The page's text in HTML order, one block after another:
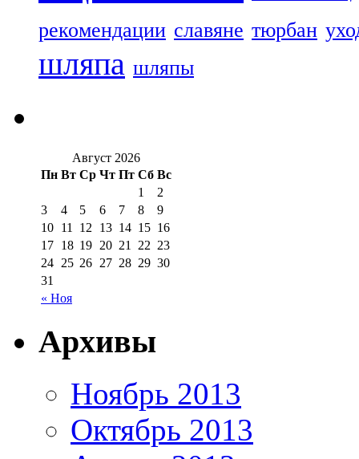
рекомендации славяне тюрбан
шляпа шляпы
Август 2026
Пн Вт Ср Чт Пт Сб Вс
« Ноя
1
2
3
4 5 6 7 8
9
10 11 12 13 14 15 16
17 18 19 20 21 22 23
24 25 26 27 28 29 30
31
Архивы
Ноябрь 2013
Октябрь 2013